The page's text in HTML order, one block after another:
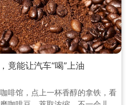
竟能让汽车“喝”上油
啡馆，点上一杯香醇的拿铁，看